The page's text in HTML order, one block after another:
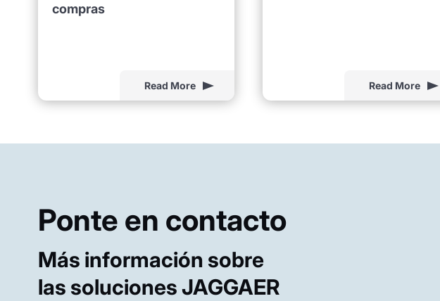
compras
Read More Read More
Ponte en contacto
Más información sobre
las soluciones JAGGAER